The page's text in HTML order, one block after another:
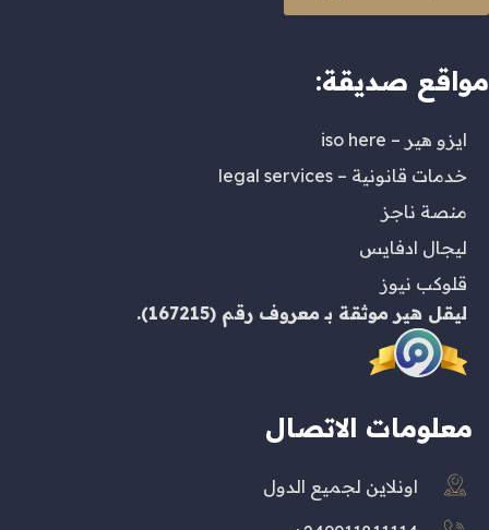
مواقع صديقة:
ايزو هير – iso here
خدمات قانونية – legal services
منصة ناجز
ليجال ادفايس
قلوكب نيوز
ليقل هير موثقة بـ معروف رقم (167215).
معلومات الاتصال
اونلاين لجميع الدول